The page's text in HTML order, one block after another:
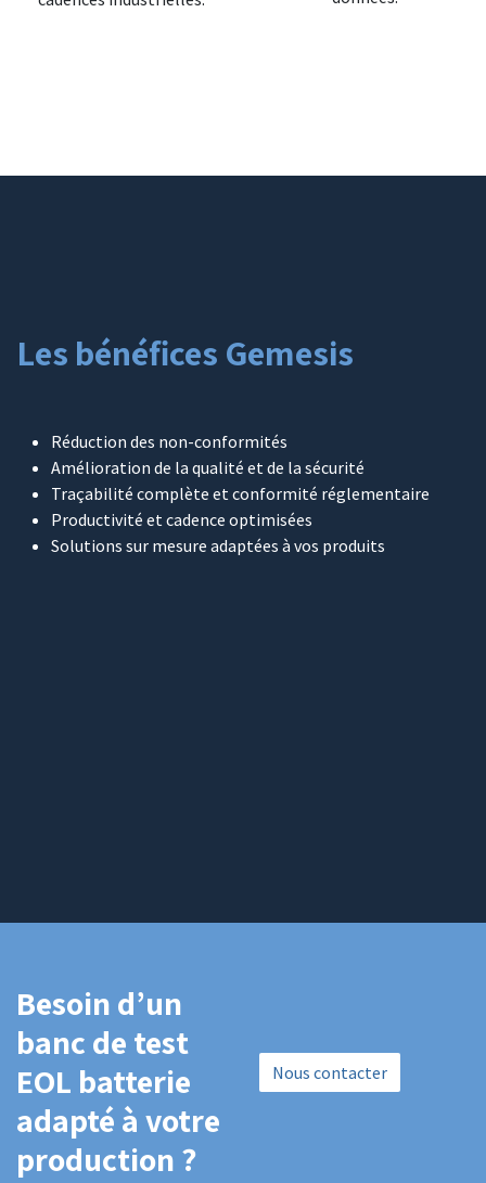
Les bénéfices Gemesis
Réduction des non-conformités
Amélioration de la qualité et de la sécurité
Traçabilité complète et conformité réglementaire
Productivité et cadence optimisées
Solutions sur mesure adaptées à vos produits
Besoin d’un
banc de test
EOL batterie
adapté à votre
production ?
Nous contacter